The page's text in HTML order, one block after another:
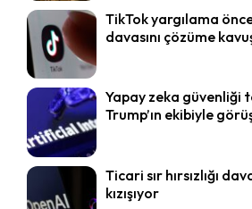
TikTok yargılama
davasını çözüme
Yapay zeka güvenliği
Trump’ın ekibiyle
Ticari sır hırsızlığı
kızışıyor